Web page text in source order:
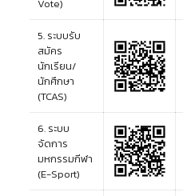
Vote)
5. ระบบรับ
สมัคร
นักเรียน/
นักศึกษา
(TCAS)
6. ระบบ
จัดการ
มหกรรมกีฬา
(E-Sport)